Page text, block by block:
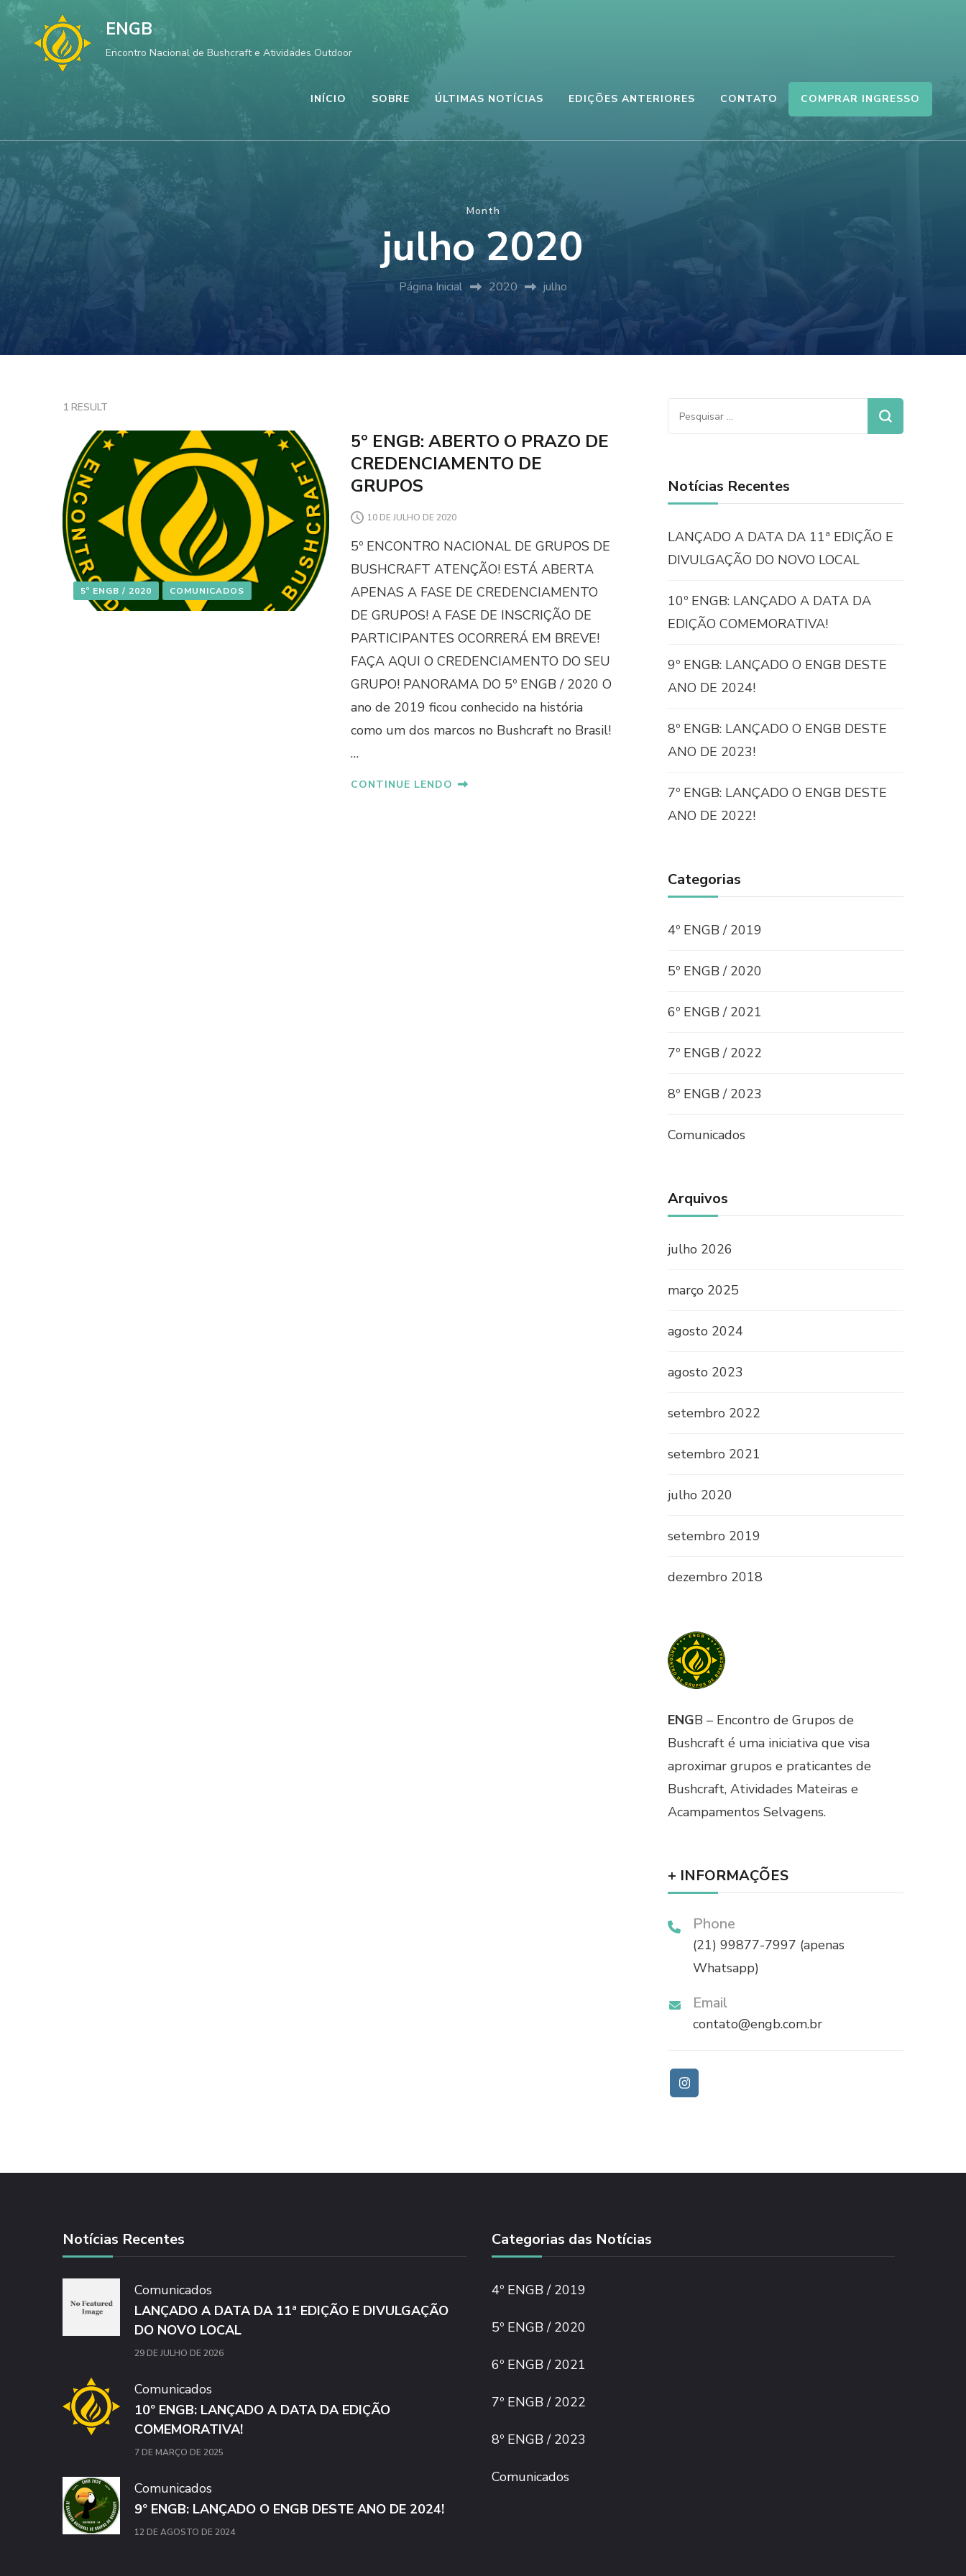
Skip
content
ENGB
Encontro Nacional de Bushcraft e Atividades Outdoor
INÍCIO SOBRE ÚLTIMAS NOTÍCIAS EDIÇÕES ANTERIORES CONTATO COMPRAR INGRESSO
Month
julho 2020
Página Inicial 2020 julho
1 RESULT
5º ENGB / 2020 COMUNICADOS
5º ENGB: ABERTO O PRAZO DE
CREDENCIAMENTO DE
GRUPOS
10 DE JULHO DE 2020
5º ENCONTRO NACIONAL DE GRUPOS DE
BUSHCRAFT ATENÇÃO! ESTÁ ABERTA
APENAS A FASE DE CREDENCIAMENTO
DE GRUPOS! A FASE DE INSCRIÇÃO DE
PARTICIPANTES OCORRERÁ EM BREVE!
FAÇA AQUI O CREDENCIAMENTO DO SEU
GRUPO! PANORAMA DO 5º ENGB / 2020 O
ano de 2019 ficou conhecido na história
como um dos marcos no Bushcraft no Brasil!
…
CONTINUE LENDO
Pesquisar
por:
Notícias Recentes
LANÇADO A DATA DA 11ª EDIÇÃO E
DIVULGAÇÃO DO NOVO LOCAL
10º ENGB: LANÇADO A DATA DA
EDIÇÃO COMEMORATIVA!
9º ENGB: LANÇADO O ENGB DESTE
ANO DE 2024!
8º ENGB: LANÇADO O ENGB DESTE
ANO DE 2023!
7º ENGB: LANÇADO O ENGB DESTE
ANO DE 2022!
Categorias
4º ENGB / 2019
5º ENGB / 2020
6º ENGB / 2021
7º ENGB / 2022
8º ENGB / 2023
Comunicados
Arquivos
julho 2026
março 2025
agosto 2024
agosto 2023
setembro 2022
setembro 2021
julho 2020
setembro 2019
dezembro 2018
ENGB – Encontro de Grupos de
Bushcraft é uma iniciativa que visa
aproximar grupos e praticantes de
Bushcraft, Atividades Mateiras e
Acampamentos Selvagens.
+ INFORMAÇÕES
Phone
(21) 99877-7997 (apenas
Whatsapp)
Email
contato@engb.com.br
Notícias Recentes
Comunicados
LANÇADO A DATA DA 11ª EDIÇÃO E DIVULGAÇÃO
DO NOVO LOCAL
29 DE JULHO DE 2026
Comunicados
10º ENGB: LANÇADO A DATA DA EDIÇÃO
COMEMORATIVA!
7 DE MARÇO DE 2025
Comunicados
9º ENGB: LANÇADO O ENGB DESTE ANO DE 2024!
12 DE AGOSTO DE 2024
Categorias das Notícias
4º ENGB / 2019
5º ENGB / 2020
6º ENGB / 2021
7º ENGB / 2022
8º ENGB / 2023
Comunicados